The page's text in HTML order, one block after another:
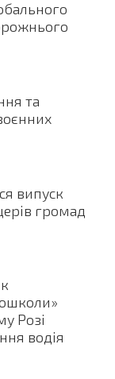
та
випуск
громад
Розі
водія